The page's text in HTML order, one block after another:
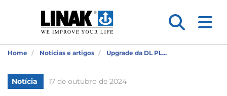
Home Notícias e artigos Upgrade da DL PL...
Notícia 17 de outubro de 2024